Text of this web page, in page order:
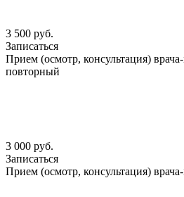
3 500 руб.
Записаться
Прием (осмотр, консультация)
повторный
3 000 руб.
Записаться
Прием (осмотр, консультация)